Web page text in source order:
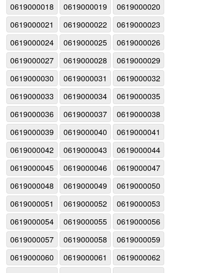
0619000018
0619000019
0619000020
0619000021
0619000022
0619000023
0619000024
0619000025
0619000026
0619000027
0619000028
0619000029
0619000030
0619000031
0619000032
0619000033
0619000034
0619000035
0619000036
0619000037
0619000038
0619000039
0619000040
0619000041
0619000042
0619000043
0619000044
0619000045
0619000046
0619000047
0619000048
0619000049
0619000050
0619000051
0619000052
0619000053
0619000054
0619000055
0619000056
0619000057
0619000058
0619000059
0619000060
0619000061
0619000062